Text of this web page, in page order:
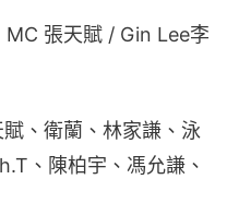
MC 張天賦 / Gin Lee李
賦、衛蘭、林家謙、泳
、陳柏宇、馮允謙、